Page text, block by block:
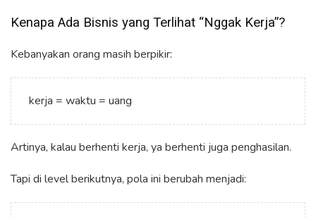
Kenapa Ada Bisnis yang Terlihat “Nggak Kerja”?
Kebanyakan orang masih berpikir:
kerja = waktu = uang
Artinya, kalau berhenti kerja, ya berhenti juga penghasilan.
Tapi di level berikutnya, pola ini berubah menjadi: